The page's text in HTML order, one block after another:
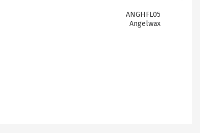
ANGHFL05
Angelwax